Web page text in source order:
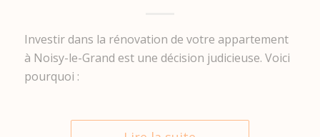
Investir dans la rénovation de votre appartement
à Noisy-le-Grand est une décision judicieuse. Voici
pourquoi :